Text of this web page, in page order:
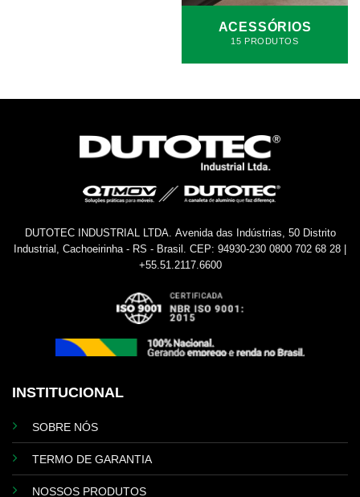
ACESSÓRIOS
15 PRODUTOS
DUTOTEC INDUSTRIAL LTDA. Avenida das Indústrias, 50 Distrito
Industrial, Cachoeirinha - RS - Brasil. CEP: 94930-230 0800 702 68 28 |
+55.51.2117.6600
INSTITUCIONAL
SOBRE NÓS
TERMO DE GARANTIA
NOSSOS PRODUTOS